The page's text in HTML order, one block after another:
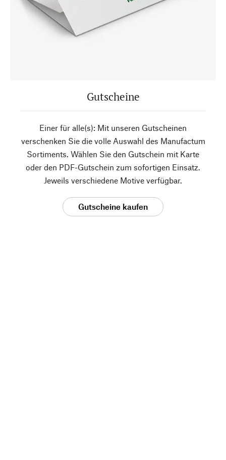
Gutscheine
Einer für alle(s): Mit unseren Gutscheinen
verschenken Sie die volle Auswahl des Manufactum
Sortiments. Wählen Sie den Gutschein mit Karte
oder den PDF-Gutschein zum sofortigen Einsatz.
Jeweils verschiedene Motive verfügbar.
Gutscheine kaufen